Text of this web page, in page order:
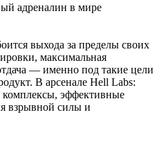
адреналин в мире
выхода за пределы своих
максимальная
— именно под такие цели
В арсенале Hell Labs:
эффективные
взрывной силы и